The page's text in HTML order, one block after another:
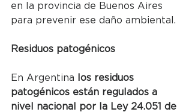
en la provincia de Buenos Aires
para prevenir ese daño ambiental.
Residuos patogénicos
En Argentina
los residuos
patogénicos están regulados a
nivel nacional por la Ley 24.051 de